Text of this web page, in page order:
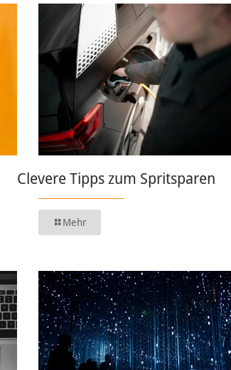
Clevere Tipps zum Spritsparen
Mehr